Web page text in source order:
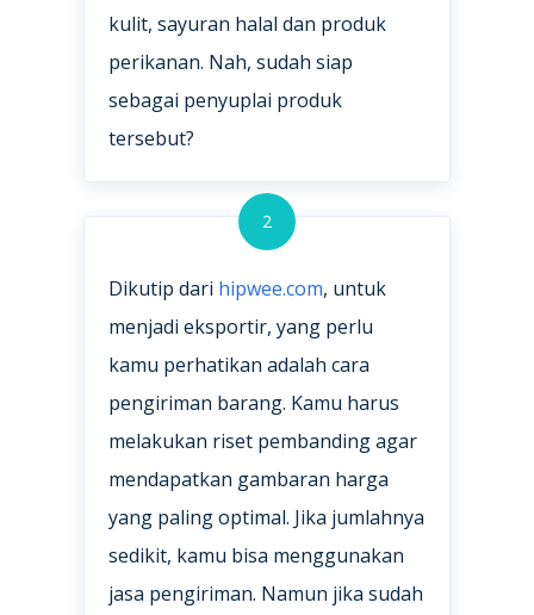
kulit, sayuran halal dan produk
perikanan. Nah, sudah siap
sebagai penyuplai produk
tersebut?
2
Dikutip dari hipwee.com, untuk
menjadi eksportir, yang perlu
kamu perhatikan adalah cara
pengiriman barang. Kamu harus
melakukan riset pembanding agar
mendapatkan gambaran harga
yang paling optimal. Jika jumlahnya
sedikit, kamu bisa menggunakan
jasa pengiriman. Namun jika sudah